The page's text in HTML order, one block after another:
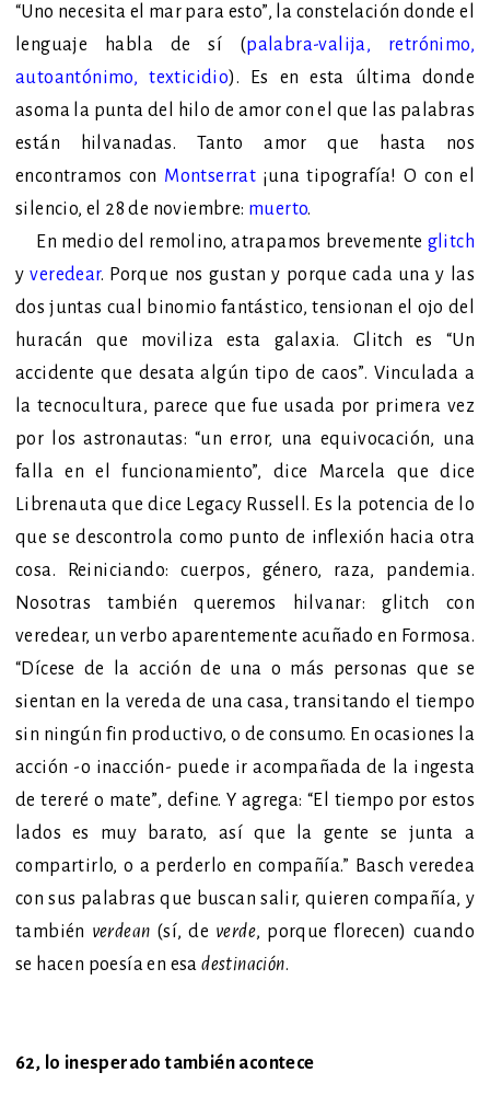
“Uno necesita el mar para esto”, la constelación donde el
lenguaje habla de sí (palabra-valija, retrónimo,
autoantónimo,texticidio). Es en esta última donde
asoma la punta del hilo de amor con el que las palabras
están hilvanadas. Tanto amor que hasta nos
encontramos con Montserrat ¡una tipografía! O con el
silencio, el 28 de noviembre: muerto.
En medio del remolino, atrapamos brevemente glitch
y veredear. Porque nos gustan y porque cada una y las
dos juntas cual binomio fantástico, tensionan el ojo del
huracán que moviliza esta galaxia. Glitch es “Un
accidente que desata algún tipo de caos”. Vinculada a
la tecnocultura, parece que fue usada por primera vez
por los astronautas: “un error, una equivocación, una
falla en el funcionamiento”, dice Marcela que dice
Librenauta que dice Legacy Russell. Es la potencia de lo
que se descontrola como punto de inflexión hacia otra
cosa. Reiniciando: cuerpos, género, raza, pandemia.
Nosotras también queremos hilvanar: glitch con
veredear, un verbo aparentemente acuñado en Formosa.
“Dícese de la acción de una o más personas que se
sientan en la vereda de una casa, transitando el tiempo
sin ningún fin productivo, o de consumo. En ocasiones la
acción -o inacción- puede ir acompañada de la ingesta
de tereré o mate”, define. Y agrega: “El tiempo por estos
lados es muy barato, así que la gente se junta a
compartirlo, o a perderlo en compañía.” Basch veredea
con sus palabras que buscan salir, quieren compañía, y
también verdean (sí, de verde, porque florecen) cuando
se hacen poesía en esadestinación.
62, lo inesperado también acontece